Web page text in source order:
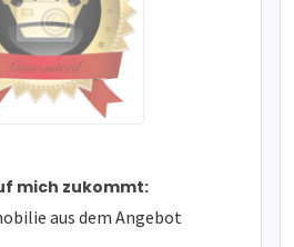
mich zukommt:
aus dem Angebot